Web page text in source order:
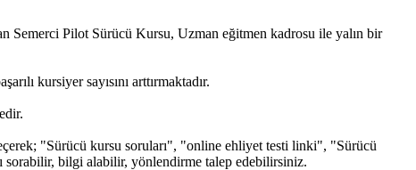
Semerci Pilot Sürücü Kursu, Uzman eğitmen kadrosu ile yalın bir
kursiyer sayısını arttırmaktadır.
"Sürücü kursu soruları", "online ehliyet testi linki", "Sürücü
sorabilir, bilgi alabilir, yönlendirme talep edebilirsiniz.